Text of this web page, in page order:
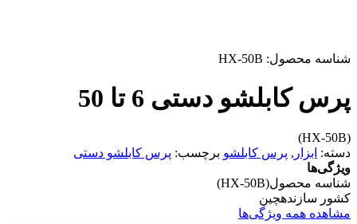
شناسه محصول: HX-50B
پرس کابلشو دستی 6 تا 50
(HX-50B)
دسته: ابزار , پرس کابلشو برچسب: پرس کابلشو دستی
ویژگی‌ها
شناسه محصول(HX-50B)
کشور سازندهچین
مشاهده همه ویژگی‌ها